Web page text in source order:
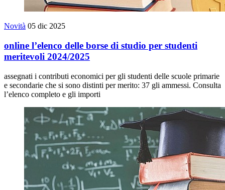
Novità 05 dic 2025
online l’elenco delle borse di studio per studenti
meritevoli 2024/2025
assegnati i contributi economici per gli studenti delle scuole primarie
e secondarie che si sono distinti per merito: 37 gli ammessi. Consulta
l’elenco completo e gli importi